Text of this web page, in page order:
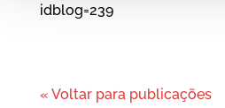
idblog=239
« Voltar para publicações